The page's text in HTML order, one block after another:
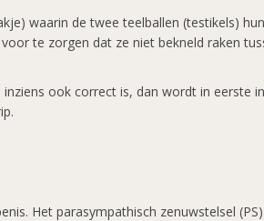
waarin de twee teelballen (testikels)
te zorgen dat ze niet bekneld raken
ook correct is, dan wordt in eerste
Het parasympathisch zenuwstelsel